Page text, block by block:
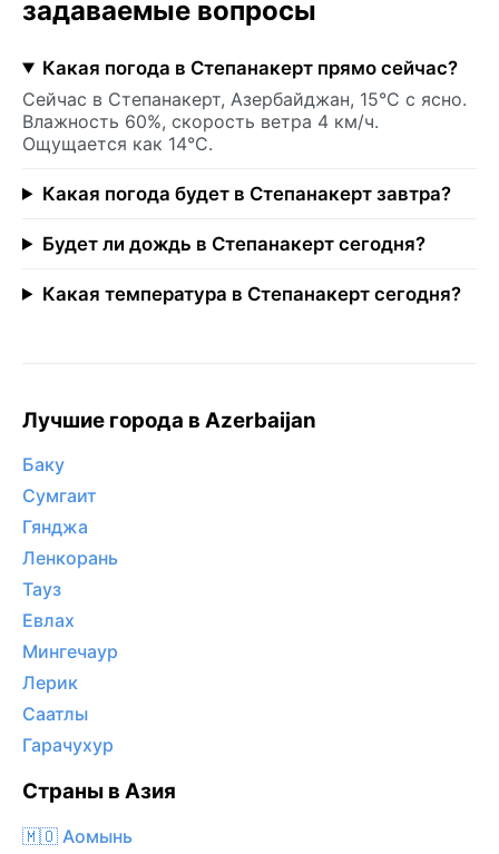
задаваемые вопросы
Какая погода в Степанакерт прямо сейчас?
Сейчас в Степанакерт, Азербайджан, 15°C с ясно.
Влажность 60%, скорость ветра 4 км/ч.
Ощущается как 14°C.
Какая погода будет в Степанакерт завтра?
Будет ли дождь в Степанакерт сегодня?
Какая температура в Степанакерт сегодня?
Лучшие города в Azerbaijan
Баку
Сумгаит
Гянджа
Ленкорань
Тауз
Евлах
Мингечаур
Лерик
Саатлы
Гарачухур
Страны в Азия
🇲🇴 Аомынь